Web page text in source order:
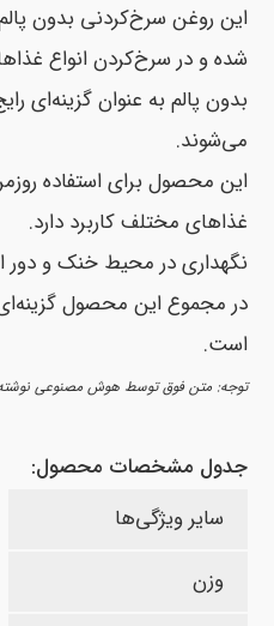
این روغن سرخ‌کردنی بدون
شده و در سرخ‌کردن انواع
بدون پالم به عنوان گزینه‌ای
می‌شوند.
این محصول برای استفاده
غذاهای مختلف کاربرد دارد.
نگهداری در محیط خنک و دور
در مجموع این محصول
است.
توجه: متن فوق توسط هوش مصنوعی
جدول مشخصات محصول:
سایر ویژگی‌ها
وزن